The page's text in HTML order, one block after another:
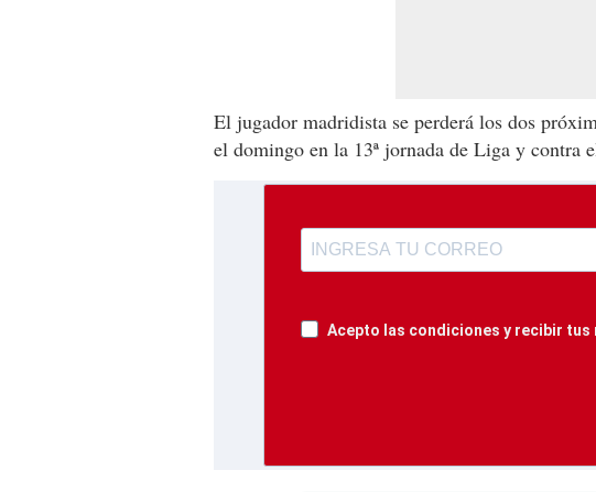
El jugador madridista se perderá los dos
el domingo en la 13ª jornada de Liga y contra
Acepto las condiciones y recibir tus